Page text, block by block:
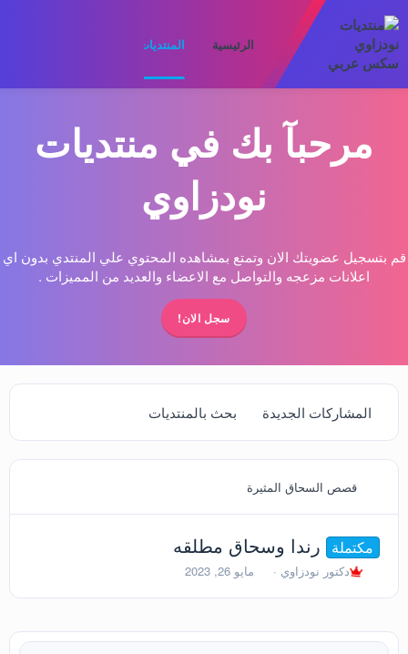
الرئيسية المنتديات
مرحبآ بك في منتديات
نودزاوي
قم بتسجيل عضويتك الان وتمتع بمشاهده المحتوي علي المنتدي بدون اي
اعلانات مزعجه والتواصل مع الاعضاء والعديد من المميزات .
سجل الان!
المشاركات الجديدة بحث بالمنتديات
قصص السحاق المثيرة
مكتملة رندا وسحاق مطلقه
ب
د
ا
دكتور نودزاوي
ت
ر
خ
مايو 26, 2023